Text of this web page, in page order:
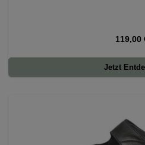
119,00
Jetzt